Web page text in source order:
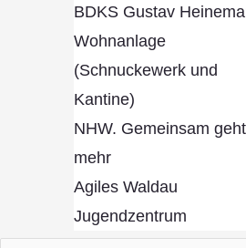
BDKS Gustav
Wohnanlage
(Schnuckewerk und
Kantine)
NHW. Gemeinsam geht
mehr
Agiles Waldau
Jugendzentrum